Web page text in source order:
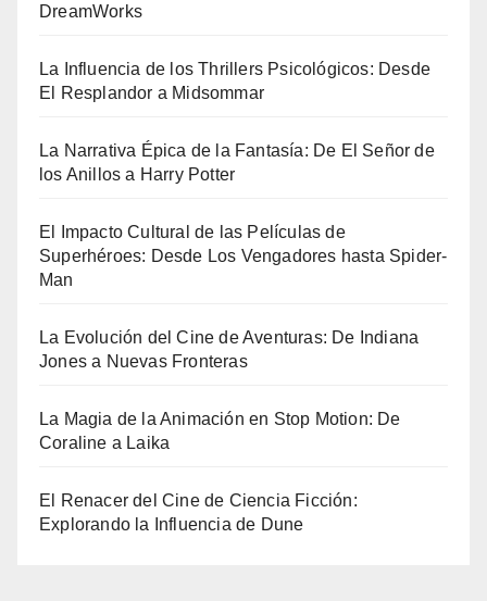
DreamWorks
La Influencia de los Thrillers Psicológicos: Desde
El Resplandor a Midsommar
La Narrativa Épica de la Fantasía: De El Señor de
los Anillos a Harry Potter
El Impacto Cultural de las Películas de
Superhéroes: Desde Los Vengadores hasta Spider-
Man
La Evolución del Cine de Aventuras: De Indiana
Jones a Nuevas Fronteras
La Magia de la Animación en Stop Motion: De
Coraline a Laika
El Renacer del Cine de Ciencia Ficción:
Explorando la Influencia de Dune